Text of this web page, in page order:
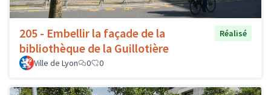
205 - Embellir la façade de la
bibliothèque de la Guillotière
Réalisé
Ville de Lyon 0 0